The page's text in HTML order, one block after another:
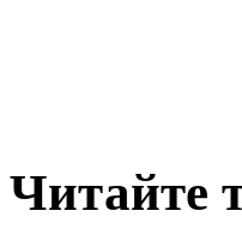
Читайте